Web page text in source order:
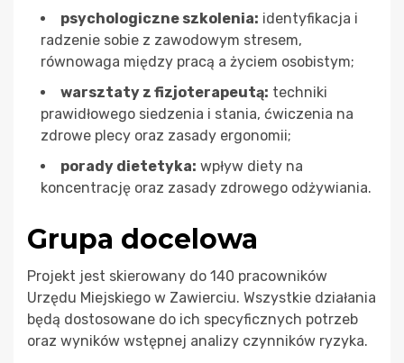
psychologiczne szkolenia: identyfikacja i
radzenie sobie z zawodowym stresem,
równowaga między pracą a życiem osobistym;
warsztaty z fizjoterapeutą: techniki
prawidłowego siedzenia i stania, ćwiczenia na
zdrowe plecy oraz zasady ergonomii;
porady dietetyka: wpływ diety na
koncentrację oraz zasady zdrowego odżywiania.
Grupa docelowa
Projekt jest skierowany do 140 pracowników
Urzędu Miejskiego w Zawierciu. Wszystkie działania
będą dostosowane do ich specyficznych potrzeb
oraz wyników wstępnej analizy czynników ryzyka.